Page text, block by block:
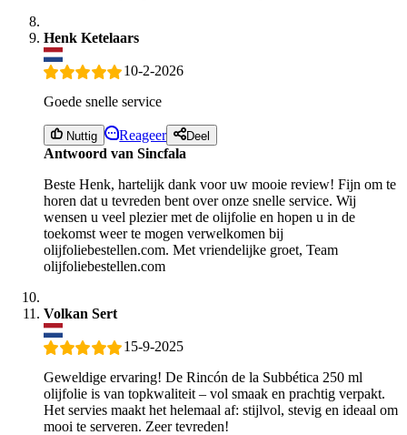
Henk Ketelaars
10-2-2026
Goede snelle service
Nuttig Reageer Deel
Antwoord van Sincfala
Beste Henk, hartelijk dank voor uw mooie review! Fijn om te
horen dat u tevreden bent over onze snelle service. Wij
wensen u veel plezier met de olijfolie en hopen u in de
toekomst weer te mogen verwelkomen bij
olijfoliebestellen.com. Met vriendelijke groet, Team
olijfoliebestellen.com
Volkan Sert
15-9-2025
Geweldige ervaring! De Rincón de la Subbética 250 ml
olijfolie is van topkwaliteit – vol smaak en prachtig verpakt.
Het servies maakt het helemaal af: stijlvol, stevig en ideaal om
mooi te serveren. Zeer tevreden!